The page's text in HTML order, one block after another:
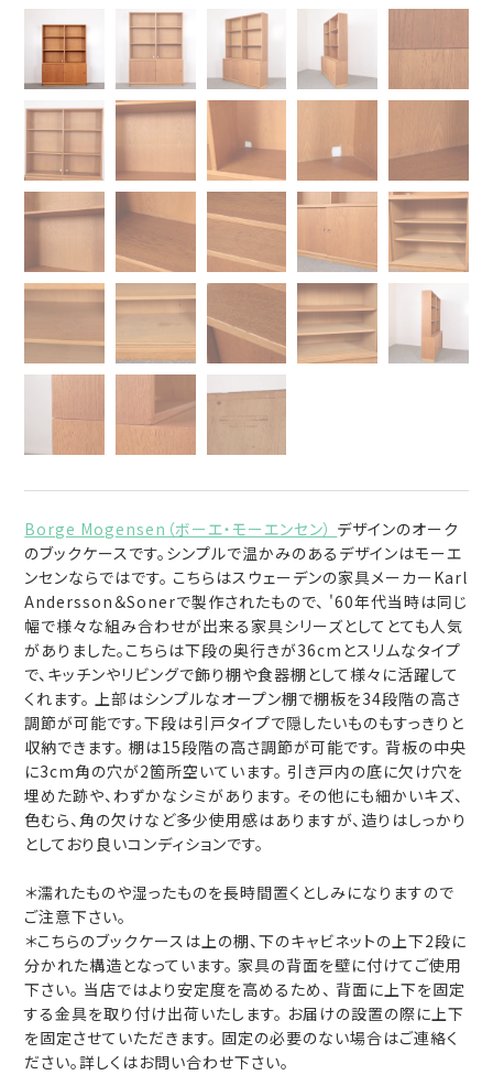
Borge Mogensen（ボーエ・モーエンセン） デザインのオーク
のブックケースです。シンプルで温かみのあるデザインはモーエ
ンセンならではです。 こちらはスウェーデンの家具メーカーKarl
Andersson＆Sonerで製作されたもので、 '60年代当時は同じ
幅で様々な組み合わせが出来る家具シリーズとしてとても人気
がありました。こちらは下段の奥行きが36cmとスリムなタイプ
で、キッチンやリビングで飾り棚や食器棚として様々に活躍して
くれます。 上部はシンプルなオープン棚で棚板を34段階の高さ
調節が可能です。下段は引戸タイプで隠したいものもすっきりと
収納できます。 棚は15段階の高さ調節が可能です。 背板の中央
に3cm角の穴が2箇所空いています。 引き戸内の底に欠け穴を
埋めた跡や、わずかなシミがあります。 その他にも細かいキズ、
色むら、角の欠けなど多少使用感はありますが、造りはしっかり
としており良いコンディションです。
＊濡れたものや湿ったものを長時間置くとしみになりますので
ご注意下さい。
＊こちらのブックケースは上の棚、下のキャビネットの上下2段に
分かれた構造となっています。 家具の背面を壁に付けてご使用
下さい。 当店ではより安定度を高めるため、 背面に上下を固定
する金具を取り付け出荷いたします。 お届けの設置の際に上下
を固定させていただきます。 固定の必要のない場合はご連絡く
ださい。詳しくはお問い合わせ下さい。